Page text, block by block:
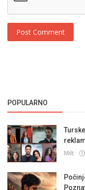
Post Comment
POPULARNO
Milt